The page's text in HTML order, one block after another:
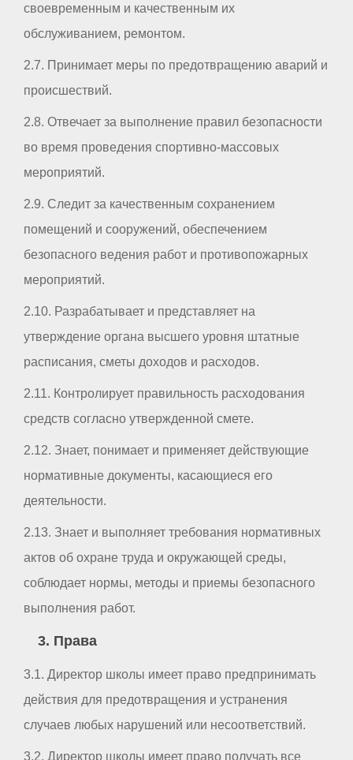
своевременным и качественным их
обслуживанием, ремонтом.
2.7. Принимает меры по предотвращению аварий и
происшествий.
2.8. Отвечает за выполнение правил безопасности
во время проведения спортивно-массовых
мероприятий.
2.9. Следит за качественным сохранением
помещений и сооружений, обеспечением
безопасного ведения работ и противопожарных
мероприятий.
2.10. Разрабатывает и представляет на
утверждение органа высшего уровня штатные
расписания, сметы доходов и расходов.
2.11. Контролирует правильность расходования
средств согласно утвержденной смете.
2.12. Знает, понимает и применяет действующие
нормативные документы, касающиеся его
деятельности.
2.13. Знает и выполняет требования нормативных
актов об охране труда и окружающей среды,
соблюдает нормы, методы и приемы безопасного
выполнения работ.
3. Права
3.1. Директор школы имеет право предпринимать
действия для предотвращения и устранения
случаев любых нарушений или несоответствий.
3.2. Директор школы имеет право получать все